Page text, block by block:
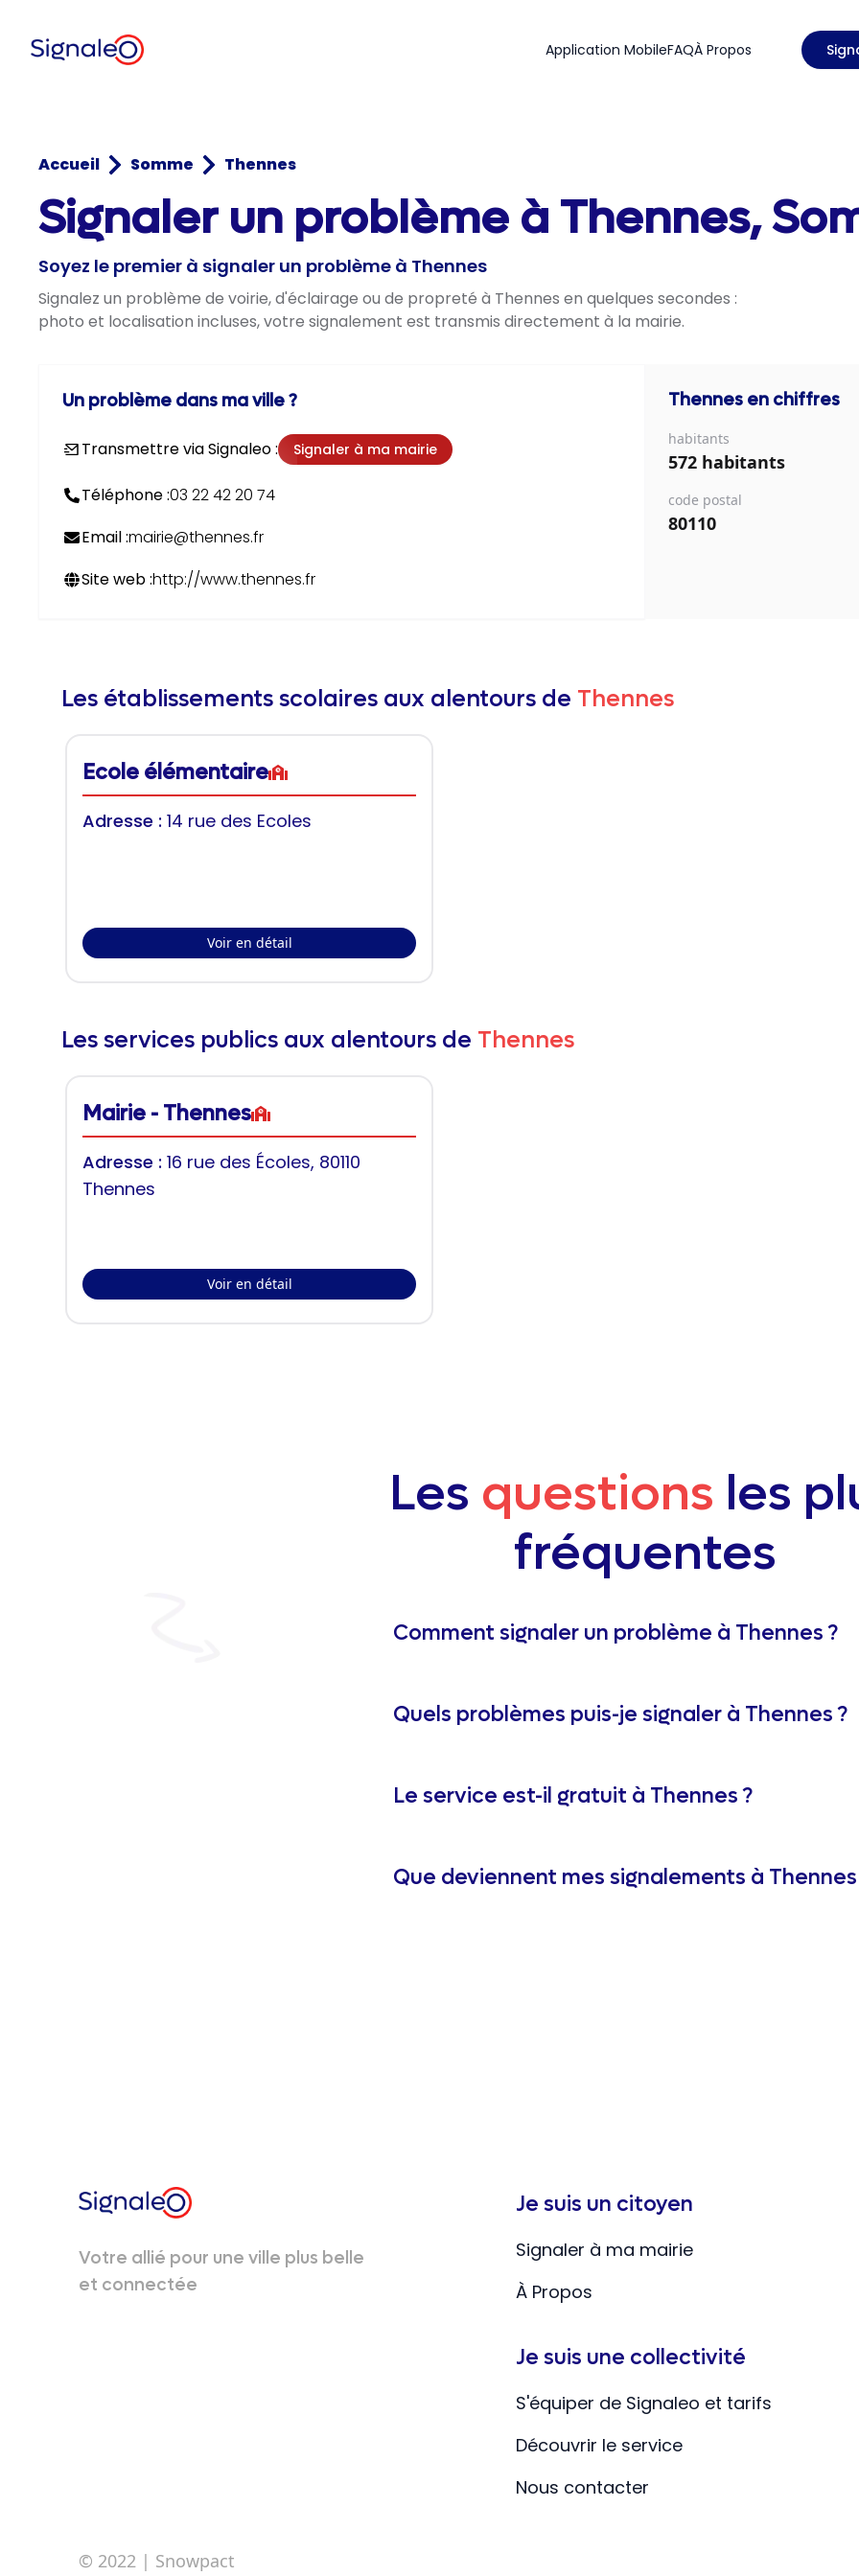
Application MobileFAQÀ Propos
Accueil Somme Thennes
Signaler un problème à Thennes,
Soyez le premier à signaler un problème à Thennes
Signalez un problème de voirie, d'éclairage ou de propreté à Thennes en quelques secondes :
photo et localisation incluses, votre signalement est transmis directement à la mairie.
Un problème dans ma ville ?
Transmettre via Signaleo : Signaler à ma mairie
Téléphone :03 22 42 20 74
Email :mairie@thennes.fr
Site web :http://www.thennes.fr
Thennes en chiffres
habitants
572 habitants
code postal
80110
Les établissements scolaires aux alentours de Thennes
Ecole élémentaire
Adresse : 14 rue des Ecoles
Voir en détail
Les services publics aux alentours de Thennes
Mairie - Thennes
Adresse : 16 rue des Écoles, 80110
Thennes
Voir en détail
Les questions les
fréquentes
Comment signaler un problème à Thennes ?
Quels problèmes puis-je signaler à Thennes ?
Le service est-il gratuit à Thennes ?
Que deviennent mes signalements à Thennes
Votre allié pour une ville plus belle
et connectée
Je suis un citoyen
Signaler à ma mairie
À Propos
Je suis une collectivité
S'équiper de Signaleo et tarifs
Découvrir le service
Nous contacter
© 2022 | Snowpact